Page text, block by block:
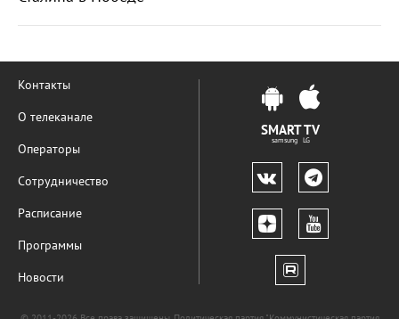
Контакты
О телеканале
Операторы
Сотрудничество
Расписание
Программы
Новости
SMART TV
samsung LG